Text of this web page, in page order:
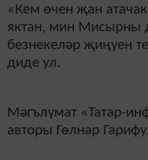
«Кем өчен җан
яктан, мин Мисырны
безнекеләр җиңүен
диде ул.
Мәгълүмат «Татар-
авторы Гөлнар